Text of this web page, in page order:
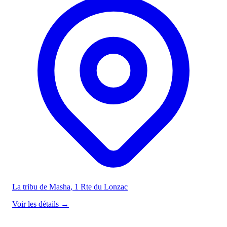
La tribu de Masha, 1 Rte du Lonzac
Voir les détails →